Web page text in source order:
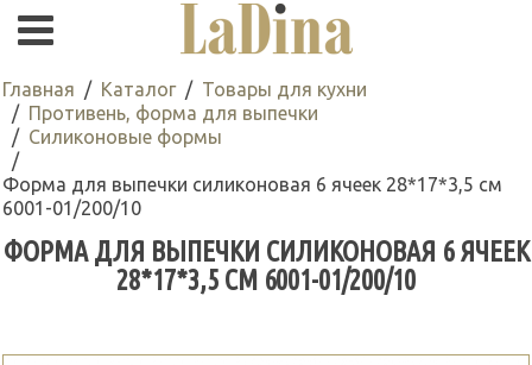
Главная Каталог
Товары для кухни
Противень, форма для выпечки
Силиконовые формы
Форма для выпечки силиконовая 6 ячеек 28*17*3,5 см
6001-01/200/10
ФОРМА ДЛЯ ВЫПЕЧКИ СИЛИКОНОВАЯ 6 ЯЧЕЕК
28*17*3,5 СМ 6001-01/200/10